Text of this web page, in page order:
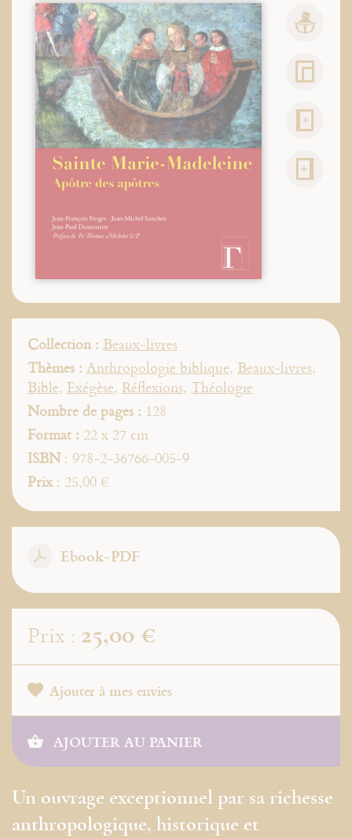
Collection : Beaux-livres
Thèmes : Anthropologie biblique, Beaux-livres,
Bible, Exégèse, Réflexions, Théologie
Nombre de pages : 128
Format : 22 x 27 cm
ISBN: 978-2-36766-005-9
Prix: 25,00 €
Ebook-PDF
Prix : 25,00 €
Ajouter à mes envies
AJOUTER AU PANIER
Un ouvrage exceptionnel par sa richesse
anthropologique, historique et